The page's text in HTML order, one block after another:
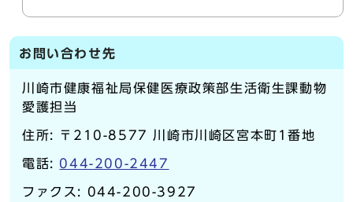
お問い合わせ先
川崎市健康福祉局保健医療政策部生活衛生課動物
愛護担当
住所: 〒210-8577 川崎市川崎区宮本町1番地
電話: 044-200-2447
ファクス: 044-200-3927